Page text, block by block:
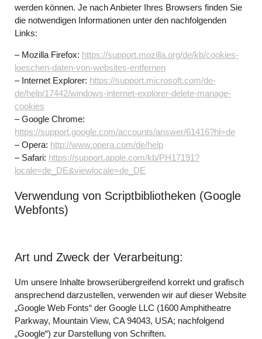
werden können. Je nach Anbieter Ihres Browsers finden Sie
die notwendigen Informationen unter den nachfolgenden
Links:
– Mozilla Firefox: https://support.mozilla.org/de/kb/cookies-
loeschen-daten-von-websites-entfernen
– Internet Explorer: https://support.microsoft.com/de-
de/help/17442/windows-internet-explorer-delete-manage-
cookies
– Google Chrome:
https://support.google.com/accounts/answer/61416?hl=de
– Opera: http://www.opera.com/de/help
– Safari: https://support.apple.com/kb/PH17191?
locale=de_DE&viewlocale=de_DE
Verwendung von Scriptbibliotheken (Google
Webfonts)
Art und Zweck der Verarbeitung:
Um unsere Inhalte browserübergreifend korrekt und grafisch
ansprechend darzustellen, verwenden wir auf dieser Website
„Google Web Fonts“ der Google LLC (1600 Amphitheatre
Parkway, Mountain View, CA 94043, USA; nachfolgend
„Google“) zur Darstellung von Schriften.